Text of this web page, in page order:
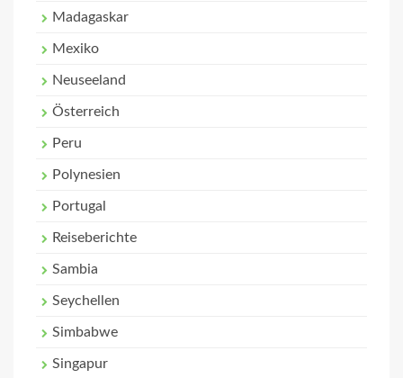
Madagaskar
Mexiko
Neuseeland
Österreich
Peru
Polynesien
Portugal
Reiseberichte
Sambia
Seychellen
Simbabwe
Singapur